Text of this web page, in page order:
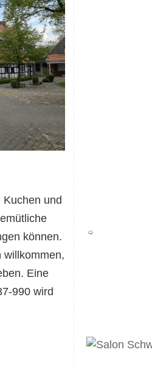
und
können.
willkommen,
Eine
990 wird